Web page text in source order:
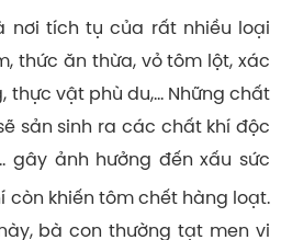
nơi tích tụ của rất nhiều loại
thức ăn thừa, vỏ tôm lột, xác
thực vật phù du,… Những chất
sản sinh ra các chất khí độc
gây ảnh hưởng đến xấu sức
còn khiến tôm chết hàng loạt.
bà con thường tạt men vi